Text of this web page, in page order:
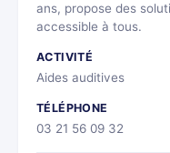
ans, propose des
accessible à tous.
ACTIVITÉ
Aides auditives
TÉLÉPHONE
03 21 56 09 32